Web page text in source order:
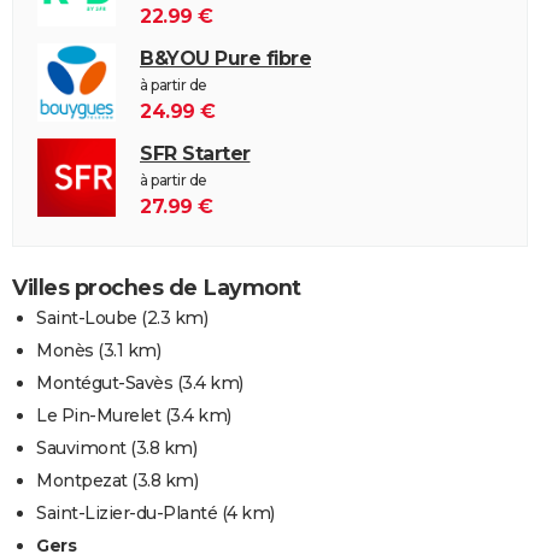
22.99 €
B&YOU Pure fibre
à partir de
24.99 €
SFR Starter
à partir de
27.99 €
Villes proches de Laymont
Saint-Loube (2.3 km)
Monès (3.1 km)
Montégut-Savès (3.4 km)
Le Pin-Murelet(3.4 km)
Sauvimont(3.8 km)
Montpezat(3.8 km)
Saint-Lizier-du-Planté (4 km)
Gers